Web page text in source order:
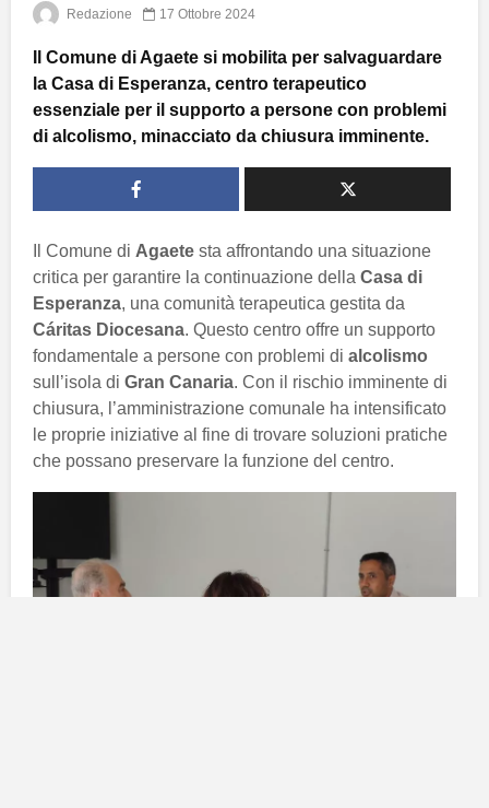
Redazione 17 Ottobre 2024
Il Comune di Agaete si mobilita per salvaguardare
la Casa di Esperanza, centro terapeutico
essenziale per il supporto a persone con problemi
di alcolismo, minacciato da chiusura imminente.
Il Comune di Agaete sta affrontando una situazione
critica per garantire la continuazione della Casa di
Esperanza, una comunità terapeutica gestita da
Cáritas Diocesana. Questo centro offre un supporto
fondamentale a persone con problemi di alcolismo
sull’isola di Gran Canaria. Con il rischio imminente di
chiusura, l’amministrazione comunale ha intensificato
le proprie iniziative al fine di trovare soluzioni pratiche
che possano preservare la funzione del centro.